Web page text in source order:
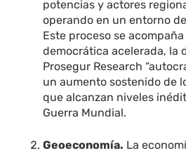
potencias y actores
operando en un entorno
Este proceso se
democrática acelerada, la
Prosegur Research
un aumento sostenido de
que alcanzan niveles
Guerra Mundial.
Geoeconomía. La